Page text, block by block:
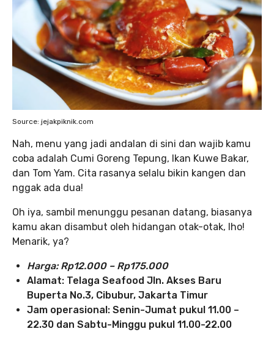
Source: jejakpiknik.com
Nah, menu yang jadi andalan di sini dan wajib kamu
coba adalah Cumi Goreng Tepung, Ikan Kuwe Bakar,
dan Tom Yam. Cita rasanya selalu bikin kangen dan
nggak ada dua!
Oh iya, sambil menunggu pesanan datang, biasanya
kamu akan disambut oleh hidangan otak-otak, lho!
Menarik, ya?
Harga: Rp12.000 – Rp175.000
Alamat: Telaga Seafood Jln. Akses Baru
Buperta No.3, Cibubur, Jakarta Timur
Jam operasional: Senin-Jumat pukul 11.00 –
22.30 dan Sabtu-Minggu pukul 11.00-22.00